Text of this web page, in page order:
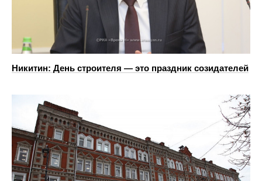
Никитин: День строителя — это праздник созидателей